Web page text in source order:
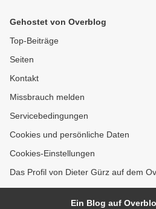
Gehostet von Overblog
Top-Beiträge
Seiten
Kontakt
Missbrauch melden
Servicebedingungen
Cookies und persönliche Daten
Cookies-Einstellungen
Das Profil von Dieter Gürz auf dem
Ein Blog auf